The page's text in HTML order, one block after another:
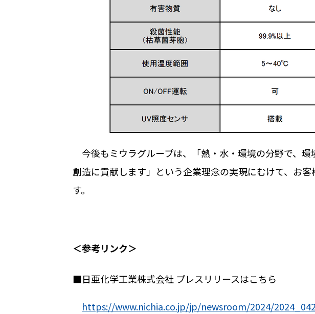
今後もミウラグループは、「熱・水・環境の分野で、
創造に貢献します」という企業理念の実現にむけて、お
す。
＜参考リンク＞
■日亜化学工業株式会社 プレスリリースはこちら
https://www.nichia.co.jp/jp/newsroom/2024/